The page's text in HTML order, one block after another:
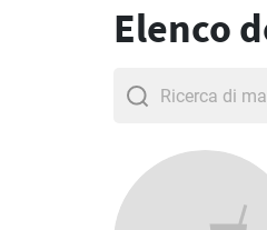
Elenco